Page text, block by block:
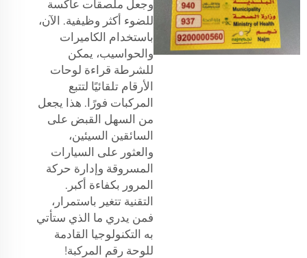
وجعل ملصقات عاكسة
للضوء أكثر وظيفية. الآن،
باستخدام الكاميرات
والحواسيب، يمكن
للشرطة قراءة لوحات
الأرقام تلقائيًا لتتبع
المركبات فورًا. هذا يجعل
من السهل القبض على
السائقين السيئين،
والعثور على السيارات
المسروقة وإدارة حركة
المرور بكفاءة أكبر.
التقنية تتغير باستمرار،
فمن يدري ما الذي ستأتي
به التكنولوجيا القادمة
للوحة رقم المركبة!